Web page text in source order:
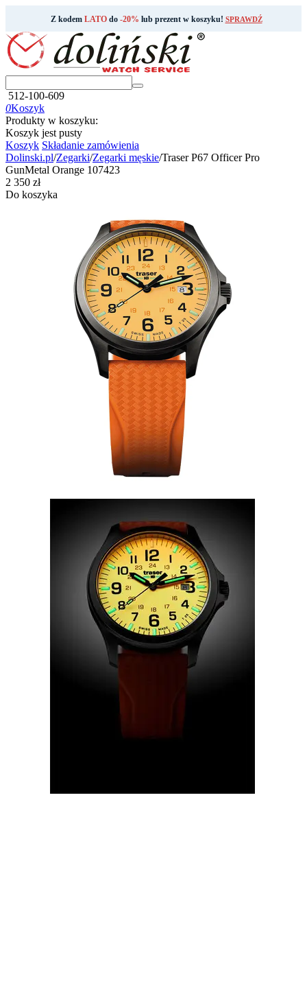
Z kodem LATOdo -20% lub prezent w koszyku! SPRAWDŹ
512-100-609
0Koszyk
Produkty w koszyku:
Koszyk jest pusty
Koszyk Składanie zamówienia
Dolinski.pl/Zegarki/Zegarki męskie/Traser P67 Officer Pro
GunMetal Orange 107423
‍2 350‍ zł
Do koszyka